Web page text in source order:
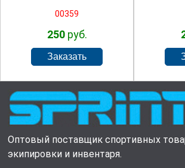
00359
250руб.
Оптовый поставщик спортивных
экипировки и инвентаря.